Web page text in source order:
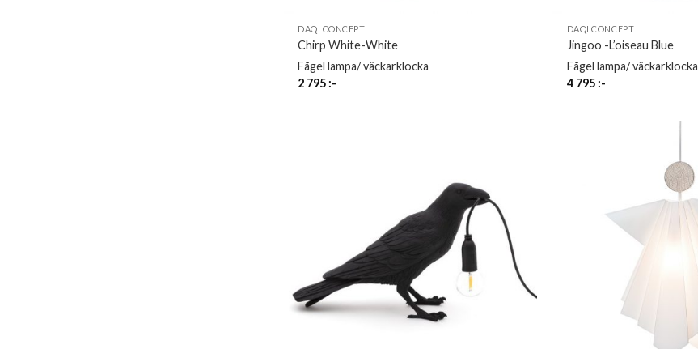
DAQI CONCEPT
Chirp White-White
Fågel lampa/ väckarklocka
2 795 :-
DAQI CONCEPT
Jingoo -L’oiseau Blue
Fågel lampa/ väckarklocka
4 795 :-